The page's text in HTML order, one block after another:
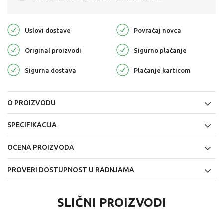
Uslovi dostave Povraćaj novca
Original proizvodi Sigurno plaćanje
Sigurna dostava Plaćanje karticom
O PROIZVODU
SPECIFIKACIJA
OCENA PROIZVODA
PROVERI DOSTUPNOST U RADNJAMA
SLIČNI PROIZVODI